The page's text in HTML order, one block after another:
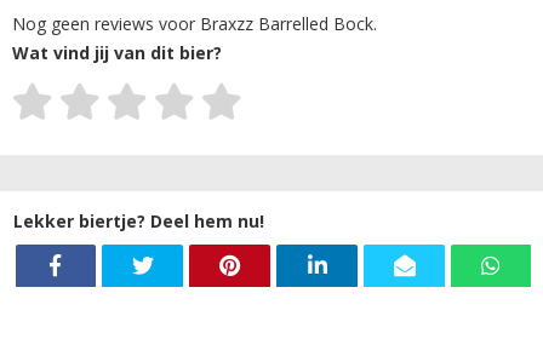
Nog geen reviews voor Braxzz Barrelled Bock.
Wat vind jij van dit bier?
Lekker biertje? Deel hem nu!